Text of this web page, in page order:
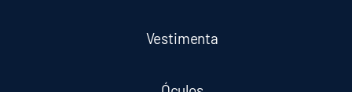
Vestimenta